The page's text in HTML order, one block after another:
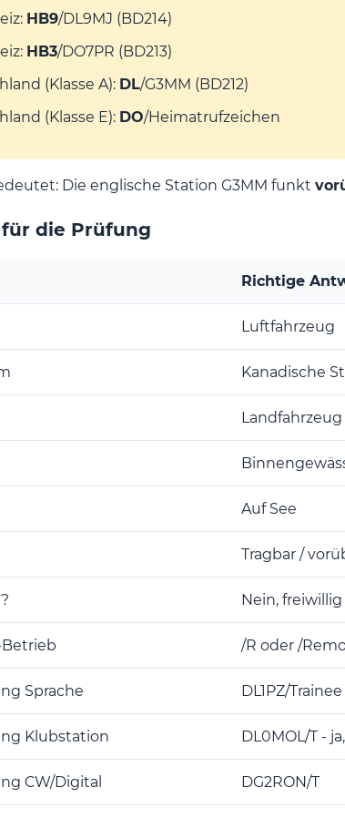
HB9/DL9MJ (BD214)
HB3/DO7PR (BD213)
(Klasse A): DL/G3MM (BD212)
(Klasse E): DO/Heimatrufzeichen
Die englische Station G3MM funkt
die Prüfung
Richtige
Luftfahrzeug
Kanadische
Auf See
Tragbar /
Nein, freiwillig
/R oder /
Sprache DL1PZ/Trainee
Klubstation DL0MOL/T -
CW/Digital DG2RON/T